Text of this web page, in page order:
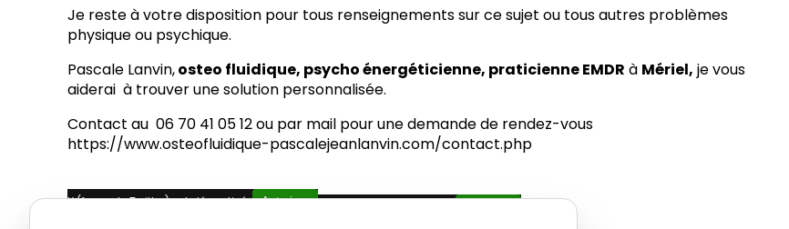
Je reste à votre disposition pour tous renseignements sur ce sujet ou tous autres problèmes
physique ou psychique.
Pascale Lanvin,osteo fluidique, psycho énergéticienne, praticienne EMDR à Mériel, je vous
aiderai à trouver une solution personnalisée.
Contact au 06 70 41 05 12 ou par mail pour une demande de rendez-vous
https://www.osteofluidique-pascalejeanlanvin.com/contact.php
X (formerly Twitter) est désactivé. Autoriser